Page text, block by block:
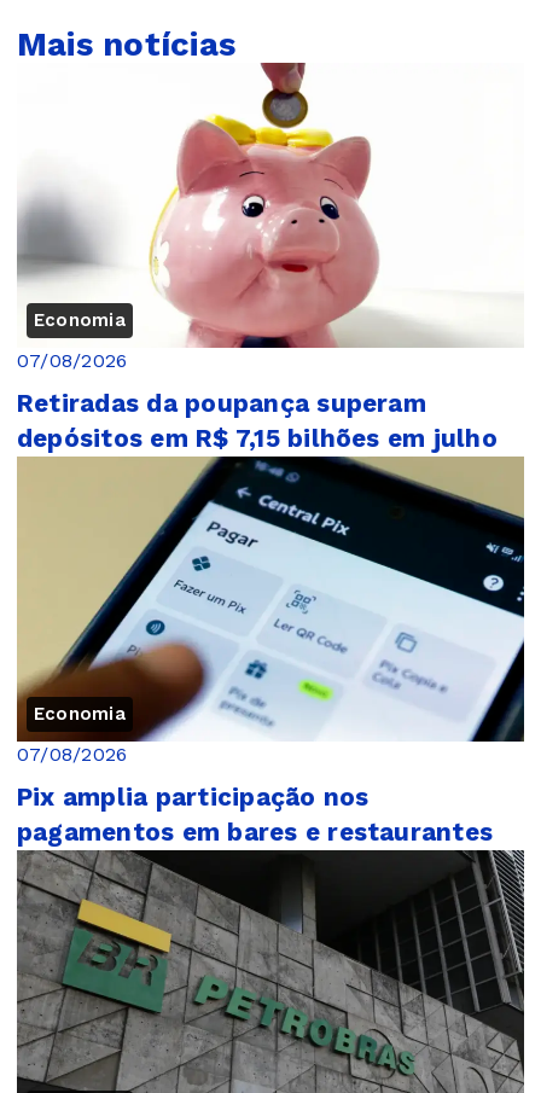
Mais notícias
Economia
07/08/2026
Retiradas da poupança superam
depósitos em R$ 7,15 bilhões em julho
Economia
07/08/2026
Pix amplia participação nos
pagamentos em bares e restaurantes